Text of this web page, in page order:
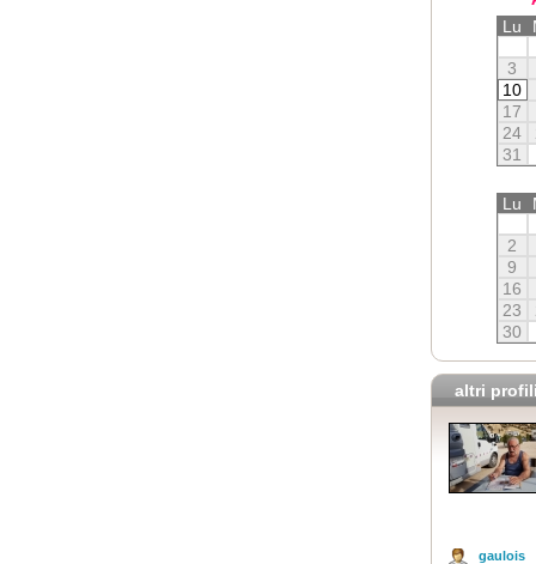
Lu
3
10
17
24
31
Lu
2
9
16
23
30
altri
gaulois